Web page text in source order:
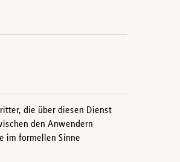
die über diesen Dienst
den Anwendern
im formellen Sinne